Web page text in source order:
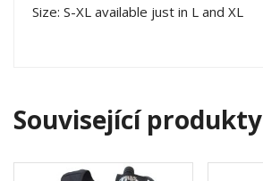
Size: S-XL available just in L and XL
Související produkty